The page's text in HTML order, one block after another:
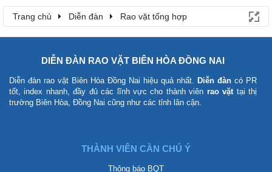
Trang chủ Diễn đàn Rao vặt tổng hợp
DIỄN ĐÀN RAO VẶT BIÊN HÒA ĐỒNG NAI
Diễn đàn rao vặt Biên Hòa Đồng Nai hiệu quả nhất. Diễn đàn có PR
tốt, index nhanh, đầy đủ các lĩnh vực cho thành viên rao vặttại thị
trường Biên Hòa, Đồng Nai cũng như các tỉnh lân cận.
THÀNH VIÊN CẦN CHÚ Ý